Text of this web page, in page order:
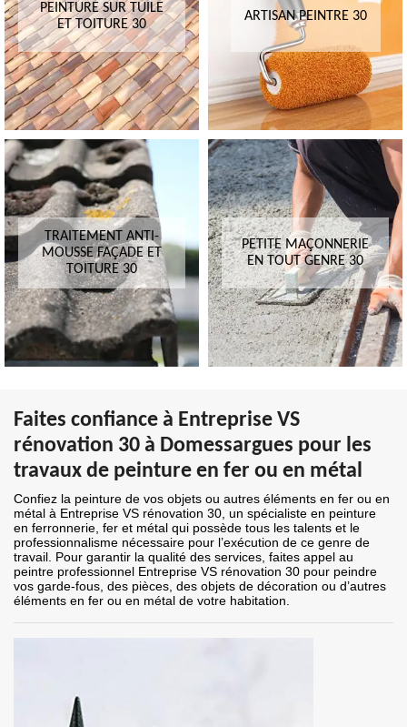
PEINTURE SUR TUILE
ET TOITURE 30
ARTISAN PEINTRE 30
TRAITEMENT ANTI-
MOUSSE FAÇADE ET
TOITURE 30
PETITE MAÇONNERIE
EN TOUT GENRE 30
Faites confiance à Entreprise VS
rénovation 30 à Domessargues pour les
travaux de peinture en fer ou en métal
Confiez la peinture de vos objets ou autres éléments en fer ou en
métal à Entreprise VS rénovation 30, un spécialiste en peinture
en ferronnerie, fer et métal qui possède tous les talents et le
professionnalisme nécessaire pour l’exécution de ce genre de
travail. Pour garantir la qualité des services, faites appel au
peintre professionnel Entreprise VS rénovation 30 pour peindre
vos garde-fous, des pièces, des objets de décoration ou d’autres
éléments en fer ou en métal de votre habitation.